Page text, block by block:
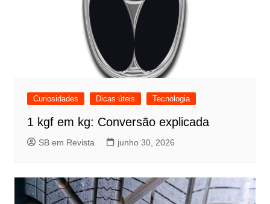
Curiosidades Dicas úteis Tecnologia
1 kgf em kg: Conversão explicada
SB em Revista junho 30, 2026